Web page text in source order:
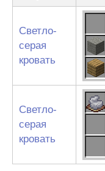
Светло-
серая
кровать
Светло-
серая
кровать